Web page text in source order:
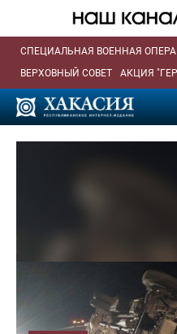
СПЕЦИАЛЬНАЯ ВОЕННАЯ
ВЕРХОВНЫЙ СОВЕТ
АКЦИЯ